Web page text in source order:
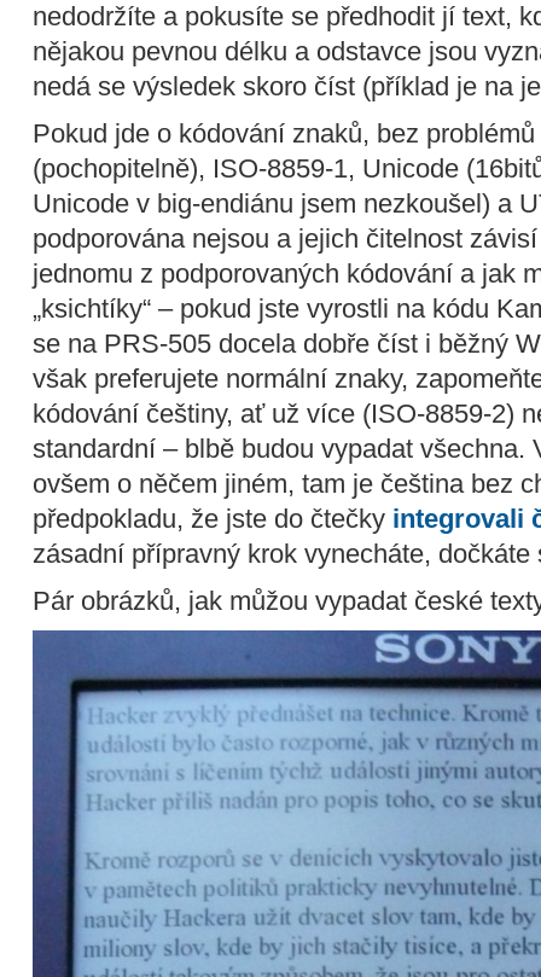
nedodržíte a pokusíte se předhodit jí text,
nějakou pevnou délku a odstavce jsou
nedá se výsledek skoro číst (příklad je na
Pokud jde o kódování znaků, bez
(pochopitelně), ISO-8859-1, Unicode
Unicode v big-endiánu jsem nezkoušel) a
podporována nejsou a jejich čitelnost
jednomu z podporovaných kódování a jak
„ksichtíky“ – pokud jste vyrostli na kódu
se na PRS-505 docela dobře číst i běžný
však preferujete normální znaky,
kódování češtiny, ať už více (ISO-8859-2)
standardní – blbě budou vypadat všechna.
ovšem o něčem jiném, tam je čeština bez
předpokladu, že jste do čtečky integrovali
zásadní přípravný krok vynecháte,
Pár obrázků, jak můžou vypadat české